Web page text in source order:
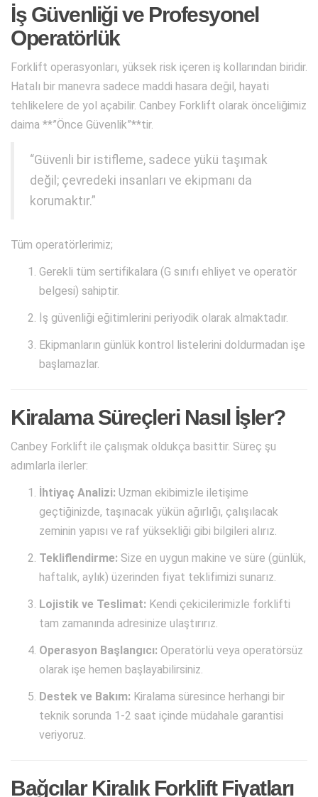
İş Güvenliği ve Profesyonel
Operatörlük
Forklift operasyonları, yüksek risk içeren iş kollarından biridir.
Hatalı bir manevra sadece maddi hasara değil, hayati
tehlikelere de yol açabilir. Canbey Forklift olarak önceliğimiz
daima **”Önce Güvenlik”**tir.
“Güvenli bir istifleme, sadece yükü taşımak
değil; çevredeki insanları ve ekipmanı da
korumaktır.”
Tüm operatörlerimiz;
Gerekli tüm sertifikalara (G sınıfı ehliyet ve operatör
belgesi) sahiptir.
İş güvenliği eğitimlerini periyodik olarak almaktadır.
Ekipmanların günlük kontrol listelerini doldurmadan işe
başlamazlar.
Kiralama Süreçleri Nasıl İşler?
Canbey Forklift ile çalışmak oldukça basittir. Süreç şu
adımlarla ilerler:
İhtiyaç Analizi: Uzman ekibimizle iletişime
geçtiğinizde, taşınacak yükün ağırlığı, çalışılacak
zeminin yapısı ve raf yüksekliği gibi bilgileri alırız.
Tekliflendirme: Size en uygun makine ve süre (günlük,
haftalık, aylık) üzerinden fiyat teklifimizi sunarız.
Lojistik ve Teslimat: Kendi çekicilerimizle forklifti
tam zamanında adresinize ulaştırırız.
Operasyon Başlangıcı: Operatörlü veya operatörsüz
olarak işe hemen başlayabilirsiniz.
Destek ve Bakım: Kiralama süresince herhangi bir
teknik sorunda 1-2 saat içinde müdahale garantisi
veriyoruz.
Bağcılar Kiralık Forklift Fiyatları